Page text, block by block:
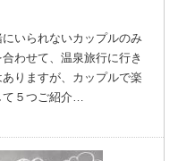
いられないカップルのみ
わせて、温泉旅行に行き
りますが、カップルで楽
５つご紹介…